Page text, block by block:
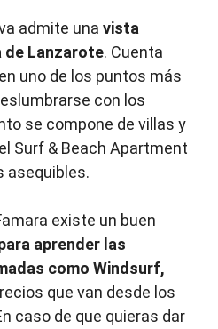
admite una vista
de Lanzarote. Cuenta
uno de los puntos más
con los
se compone de villas y
Surf & Beach Apartment
asequibles.
existe un buen
aprender las
como Windsurf,
que van desde los
caso de que quieras dar